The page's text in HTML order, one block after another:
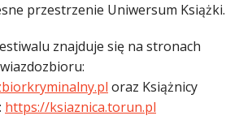
przestrzenie Uniwersum Książki.
znajduje się na stronach
oraz Książnicy
https://ksiaznica.torun.pl